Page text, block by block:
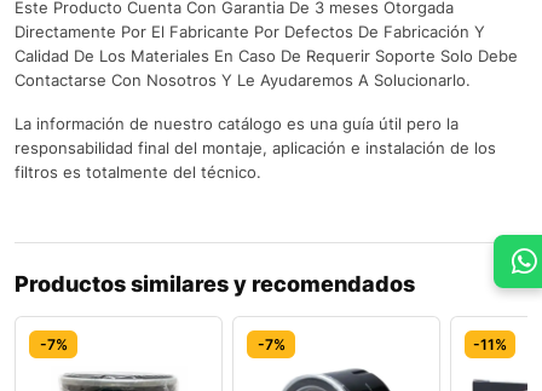
Este Producto Cuenta Con Garantia De 3 meses Otorgada
Directamente Por El Fabricante Por Defectos De Fabricación Y
Calidad De Los Materiales En Caso De Requerir Soporte Solo Debe
Contactarse Con Nosotros Y Le Ayudaremos A Solucionarlo.
La información de nuestro catálogo es una guía útil pero la
responsabilidad final del montaje, aplicación e instalación de los
filtros es totalmente del técnico.
Productos similares y recomendados
-7% -7% -11%